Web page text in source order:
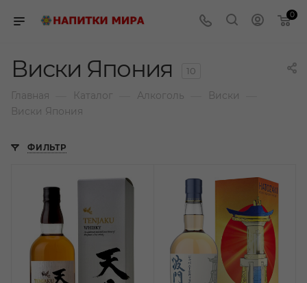
0
Виски Япония 10
Главная Каталог Алкоголь Виски
Виски Япония
ФИЛЬТР